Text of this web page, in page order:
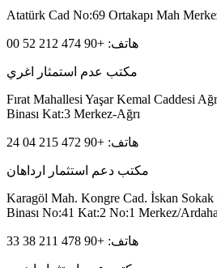
Atatürk Cad No:69 Ortakapı Mah
هاتف: +90 474 212 52 00
مكتب عدم استمثار اغري
Fırat Mahallesi Yaşar Kemal Caddesi
Binası Kat:3 Merkez-Ağrı
هاتف: +90 472 215 04 24
مكتب دعم استثمار ارداهان
Karagöl Mah. Kongre Cad. İskan Sokak
Binası No:41 Kat:2 No:1 Merkez/
هاتف: +90 478 211 38 33